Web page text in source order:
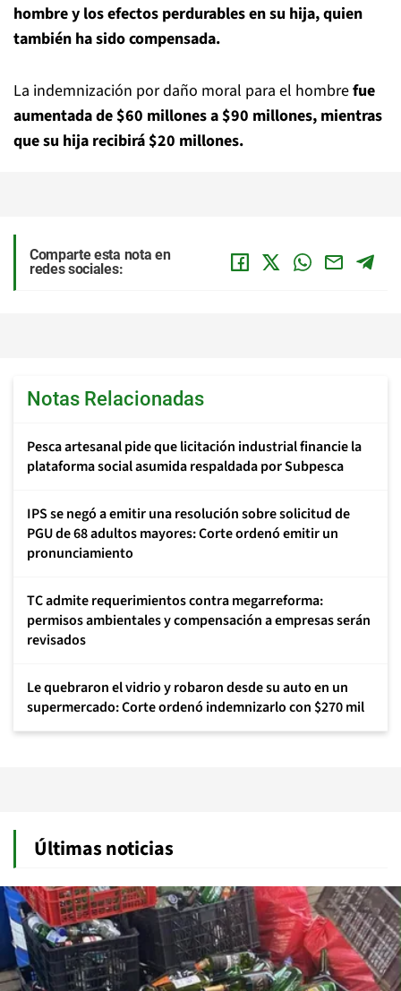
hombre y los efectos perdurables en su hija, quien
también ha sido compensada.
La indemnización por daño moral para el hombrefue
aumentada de $60 millones a $90 millones, mientras
que su hija recibirá $20 millones.
Comparte esta nota en
redes sociales:
Notas Relacionadas
Pesca artesanal pide que licitación industrial financie la
plataforma social asumida respaldada por Subpesca
IPS se negó a emitir una resolución sobre solicitud de
PGU de 68 adultos mayores: Corte ordenó emitir un
pronunciamiento
TC admite requerimientos contra megarreforma:
permisos ambientales y compensación a empresas serán
revisados
Le quebraron el vidrio y robaron desde su auto en un
supermercado: Corte ordenó indemnizarlo con $270 mil
Últimas noticias